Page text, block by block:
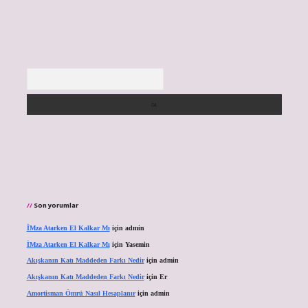
Son yorumlar
İMza Atarken El Kalkar Mıiçin admin
İMza Atarken El Kalkar Mıiçin Yasemin
Akışkanın Katı Maddeden Farkı Nediriçin admin
Akışkanın Katı Maddeden Farkı Nediriçin Er
Amortisman Ömrü Nasıl Hesaplanıriçin admin